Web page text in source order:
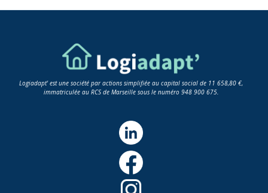
Logiadapt' est une société par actions simplifiée au capital social de 11 658,80 €,
immatriculée au RCS de Marseille sous le numéro 948 900 675.